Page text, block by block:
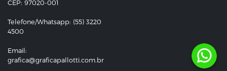
CEP: 97020-001
Telefone/Whatsapp: (55) 3220
4500
Email:
grafica@graficapallotti.com.br